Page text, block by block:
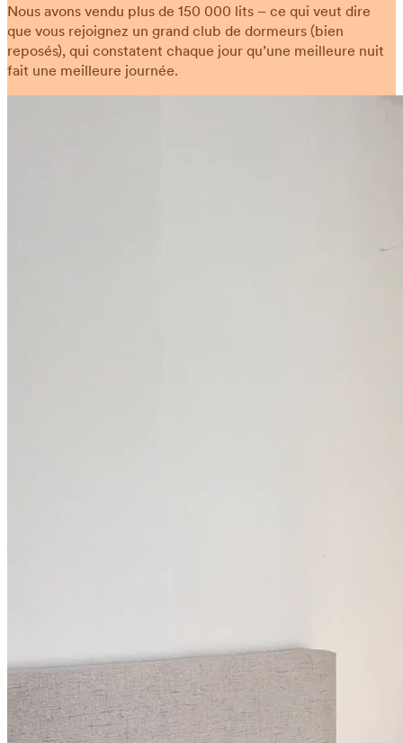
Nous avons vendu plus de 150 000 lits – ce qui veut dire
que vous rejoignez un grand club de dormeurs (bien
reposés), qui constatent chaque jour qu’une meilleure nuit
fait une meilleure journée.